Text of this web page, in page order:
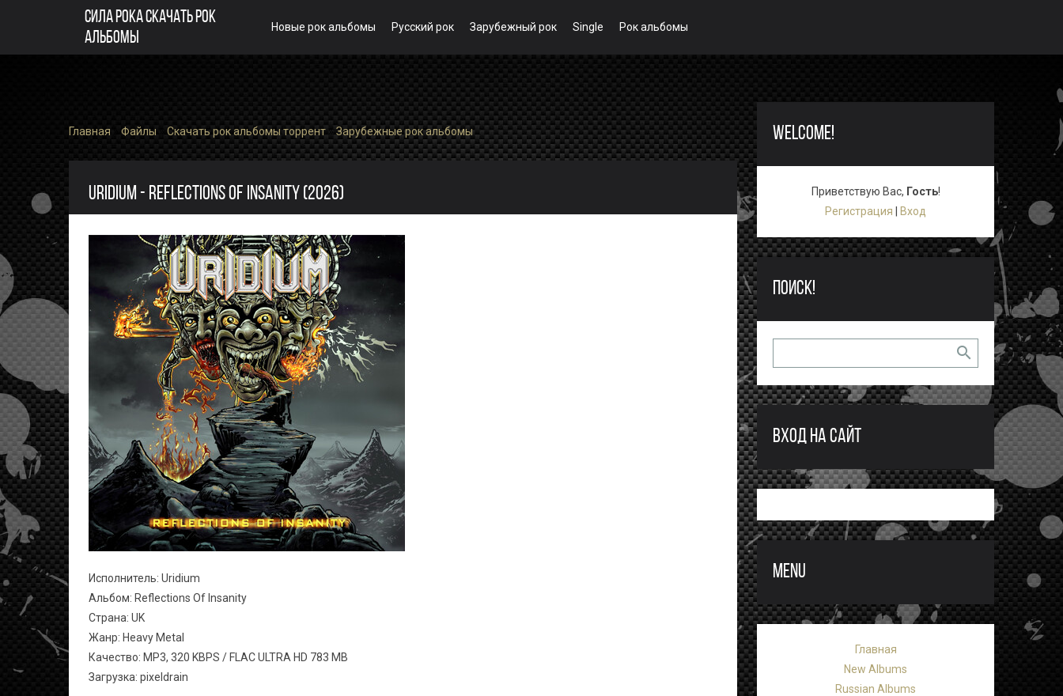
СИЛА РОКА СКАЧАТЬ РОК
АЛЬБОМЫ
Новые рок альбомы Русский рок Зарубежный рок Single Рок альбомы
Главная Файлы Скачать рок альбомы торрент»Зарубежные рок альбомы
URIDIUM - REFLECTIONS OF INSANITY (2026)
Исполнитель: Uridium
Альбом: Reflections Of Insanity
Страна: UK
Жанр: Heavy Metal
Качество: MP3, 320 KBPS / FLAC ULTRA HD 783 MB
Загрузка: pixeldrain
WELCOME!
Приветствую Вас, Гость!
Регистрация
Вход
ПОИСК!
ВХОД НА САЙТ
MENU
Главная
New Albums
Russian Albums